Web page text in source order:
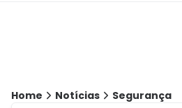
Home Notícias Segurança